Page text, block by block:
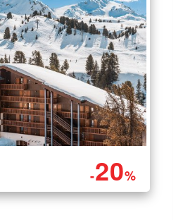
-20%